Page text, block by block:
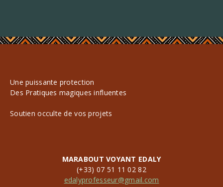
Une puissante protection
Des Pratiques magiques influentes
Soutien occulte de vos projets
MARABOUT VOYANT EDALY
(+33) 07 51 11 02 82
edalyprofesseur@gmail.com